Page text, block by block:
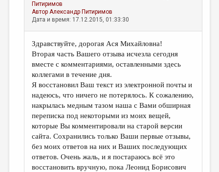
Питиримов
АвторАлександр Питиримов
Дата и время: 17.12.2015, 01:33:30
Здравствуйте, дорогая Ася Михайловна!
Вторая часть Вашего отзыва исчезла сегодня
вместе с комментариями, оставленными здесь
коллегами в течение дня.
Я восстановил Ваш текст из электронной почты и
надеюсь, что ничего не потерялось. К сожалению,
накрылась медным тазом наша с Вами обширная
переписка под некоторыми из моих вещей,
которые Вы комментировали на старой версии
сайта. Сохранились только Ваши первые отзывы,
без моих ответов на них и Ваших последующих
ответов. Очень жаль, и я постараюсь всё это
восстановить вручную, пока Леонид Борисович